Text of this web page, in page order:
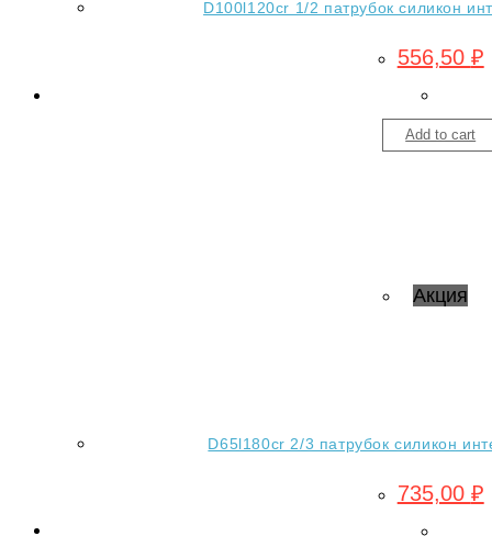
D100l120cr 1/2 патрубок силикон
556,50 ₽
Add to cart
Акция
D65l180cr 2/3 патрубок силикон
735,00 ₽